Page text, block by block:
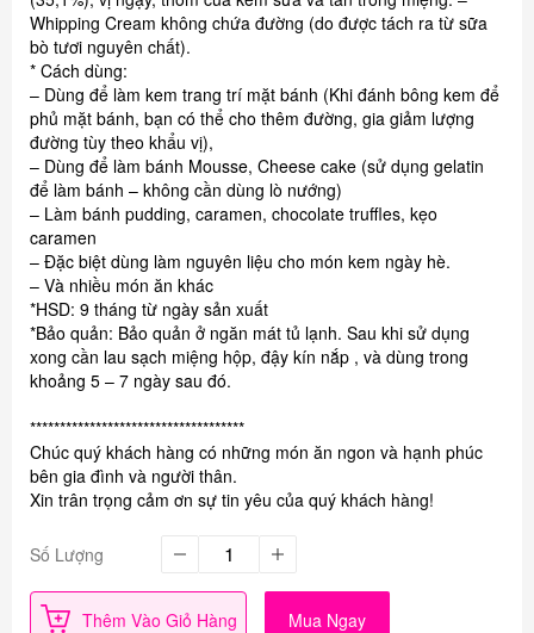
Whipping Cream không chứa đường (do được tách ra từ sữa
bò tươi nguyên chất).
* Cách dùng:
– Dùng để làm kem trang trí mặt bánh (Khi đánh bông kem để
phủ mặt bánh, bạn có thể cho thêm đường, gia giảm lượng
đường tùy theo khẩu vị),
– Dùng để làm bánh Mousse, Cheese cake (sử dụng gelatin
để làm bánh – không cần dùng lò nướng)
– Làm bánh pudding, caramen, chocolate truffles, kẹo
caramen
– Đặc biệt dùng làm nguyên liệu cho món kem ngày hè.
– Và nhiều món ăn khác
*HSD: 9 tháng từ ngày sản xuất
*Bảo quản: Bảo quản ở ngăn mát tủ lạnh. Sau khi sử dụng
xong cần lau sạch miệng hộp, đậy kín nắp , và dùng trong
khoảng 5 – 7 ngày sau đó.
************************************
Chúc quý khách hàng có những món ăn ngon và hạnh phúc
bên gia đình và người thân.
Xin trân trọng cảm ơn sự tin yêu của quý khách hàng!
Số Lượng
Thêm Vào Giỏ Hàng Mua Ngay